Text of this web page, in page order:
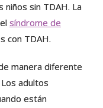
niños sin TDAH. La
síndrome de
con TDAH.
manera diferente
adultos
están